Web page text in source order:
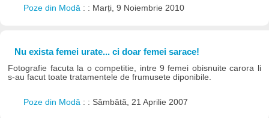
Poze din Modă : : Marți, 9 Noiembrie 2010
Nu exista femei urate... ci doar femei sarace!
Fotografie facuta la o competitie, intre 9 femei obisnuite carora li
s-au facut toate tratamentele de frumusete diponibile.
Poze din Modă : : Sâmbătă, 21 Aprilie 2007